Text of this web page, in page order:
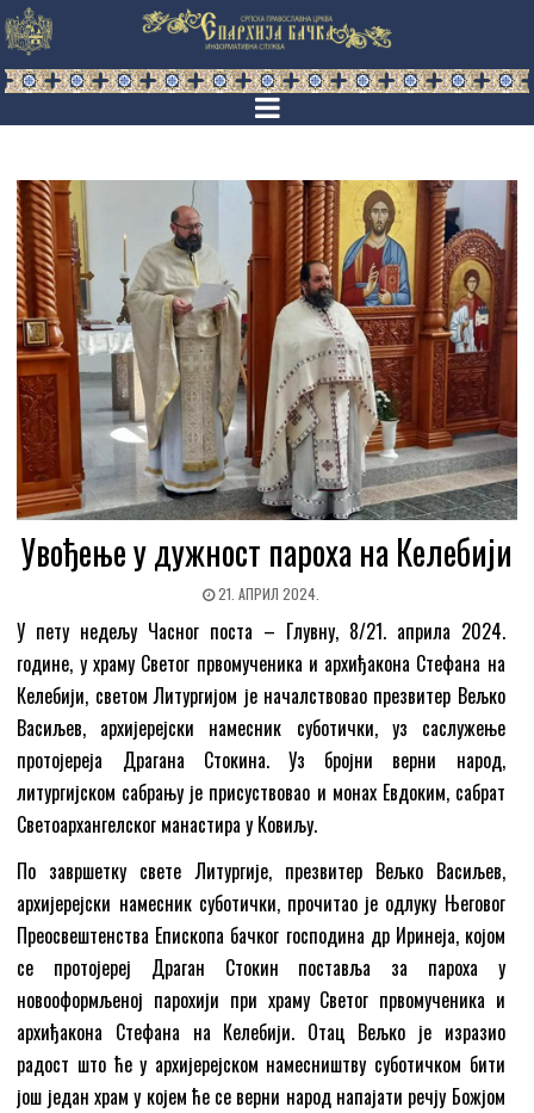
Увођење у дужност пароха на Келебији
21. АПРИЛ 2024.
У пету недељу Часног поста – Глувну, 8/21. априла 2024.
године, у храму Светог првомученика и архиђакона Стефана на
Келебији, светом Литургијом је началствовао презвитер Вељко
Васиљев, архијерејски намесник суботички, уз саслужење
протојереја Драгана Стокина. Уз бројни верни народ,
литургијском сабрању је присуствовао и монах Евдоким, сабрат
Светоархангелског манастира у Ковиљу.
По завршетку свете Литургије, презвитер Вељко Васиљев,
архијерејски намесник суботички, прочитао је одлуку Његовог
Преосвештенства Епископа бачког господина др Иринеја, којом
се протојереј Драган Стокин поставља за пароха у
новооформљеној парохији при храму Светог првомученика и
архиђакона Стефана на Келебији. Отац Вељко је изразио
радост што ће у архијерејском намесништву суботичком бити
још један храм у којем ће се верни народ напајати речју Божјом